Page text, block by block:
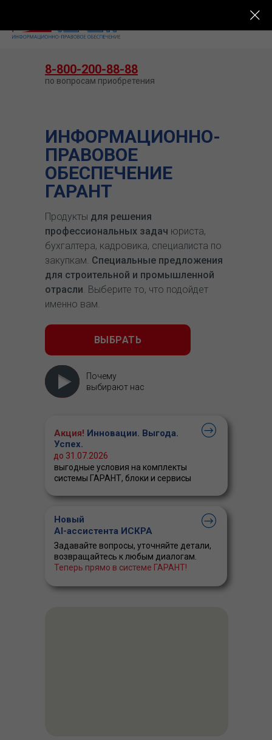
ИНФОРМАЦИОННО-
ПРАВОВОЕ
ОБЕСПЕЧЕНИЕ
ГАРАНТ
Продукты для решения
профессиональных задач юриста,
бухгалтера, кадровика, специалиста по
закупкам. Специальные предложения
для строительной и промышленной
отрасли. Выберите то, что подойдет
именно вам.
ВЫБРАТЬ
Почему
выбирают нас
Акция! Инновации. Выгода.
Успех.
выгодные условия на комплекты
системы ГАРАНТ, блоки и сервисы
до 31.07.2026
8-800-200-88-88
по вопросам приобретения
Новый
AI-ассистента ИСКРА
Задавайте вопросы, уточняйте детали,
возвращайтесь к любым диалогам.
Теперь прямо в системе ГАРАНТ!